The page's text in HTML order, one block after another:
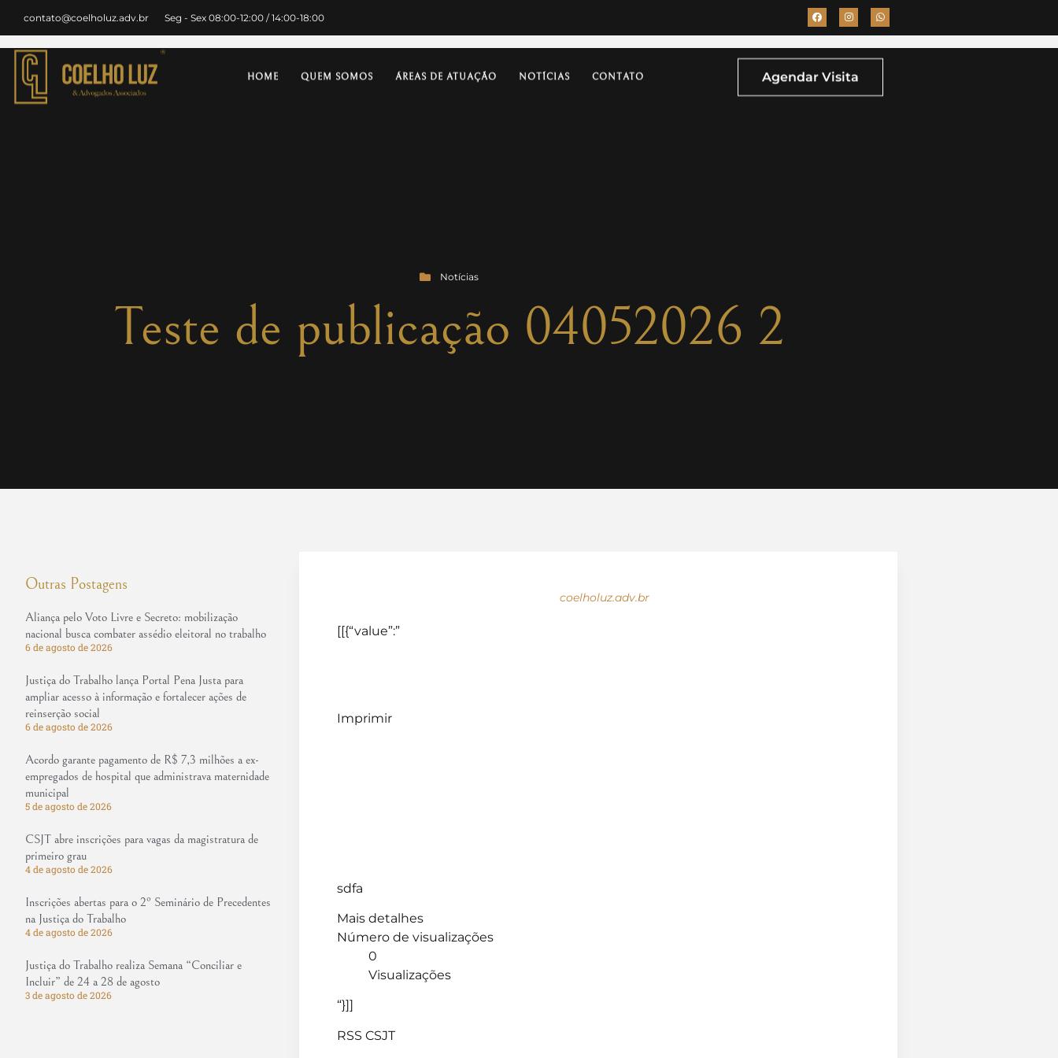
contato@coelholuz.adv.br Seg - Sex 08:00-12:00 / 14:00-18:00
HOME QUEM SOMOS ÁREAS DE ATUAÇÃO NOTÍCIAS CONTATO Agendar Visita
Notícias
Teste de publicação 04052026 2
Outras Postagens
Aliança pelo Voto Livre e Secreto: mobilização
nacional busca combater assédio eleitoral no trabalho
6 de agosto de 2026
Justiça do Trabalho lança Portal Pena Justa para
ampliar acesso à informação e fortalecer ações de
reinserção social
6 de agosto de 2026
Acordo garante pagamento de R$ 7,3 milhões a ex-
empregados de hospital que administrava maternidade
municipal
5 de agosto de 2026
CSJT abre inscrições para vagas da magistratura de
primeiro grau
4 de agosto de 2026
Inscrições abertas para o 2º Seminário de Precedentes
na Justiça do Trabalho
4 de agosto de 2026
Justiça do Trabalho realiza Semana “Conciliar e
Incluir” de 24 a 28 de agosto
3 de agosto de 2026
coelholuz.adv.br
[[{“value”:”
Imprimir
sdfa
Mais detalhes
Número de visualizações
0
Visualizações
“}]]
RSS CSJT